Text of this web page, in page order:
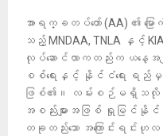
အာရက္ခတပ်တော် (AA) ၏ မြေ
သည့် MNDAA, TNLA နှင့်
လုပ်ဆောင်လာကတည်းက ယနေ့
စစ်ရေးနှင့် နိုင်ငံရေး ရည်
ဖြစ်၏။ လမ်းစဉ်မရှိသ
အစည်းများအဖြစ် ရှုမြင်နိုင်
တခုတည်းသော အကြောင်းရင်